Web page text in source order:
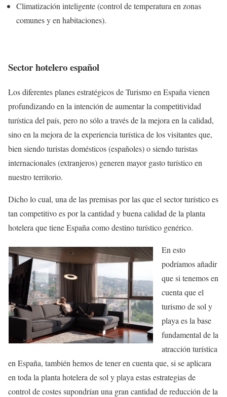
Climatización inteligente (control de temperatura en zonas
comunes y en habitaciones).
Sector hotelero español
Los diferentes planes estratégicos de Turismo en España vienen
profundizando en la intención de aumentar la competitividad
turística del país, pero no sólo a través de la mejora en la calidad,
sino en la mejora de la experiencia turística de los visitantes que,
bien siendo turistas domésticos (españoles) o siendo turistas
internacionales (extranjeros) generen mayor gasto turístico en
nuestro territorio.
Dicho lo cual, una de las premisas por las que el sector turístico es
tan competitivo es por la cantidad y buena calidad de la planta
hotelera que tiene España como destino turístico genérico.
En esto
podríamos añadir
que si tenemos en
cuenta que el
turismo de sol y
playa es la base
fundamental de la
atracción turística
en España, también hemos de tener en cuenta que, si se aplicara
en toda la planta hotelera de sol y playa estas estrategias de
control de costes supondrían una gran cantidad de reducción de la